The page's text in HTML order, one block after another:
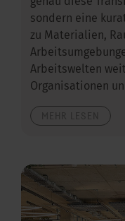
sondern eine
zu Materialien,
Arbeitswelten
Organisationen